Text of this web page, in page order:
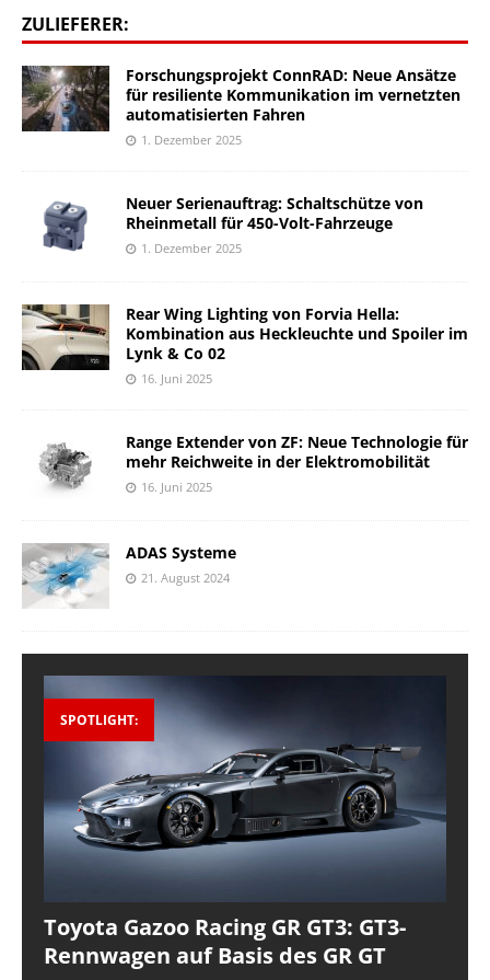
ZULIEFERER:
Forschungsprojekt ConnRAD: Neue Ansätze
für resiliente Kommunikation im vernetzten
automatisierten Fahren
1. Dezember 2025
Neuer Serienauftrag: Schaltschütze von
Rheinmetall für 450-Volt-Fahrzeuge
1. Dezember 2025
Rear Wing Lighting von Forvia Hella:
Kombination aus Heckleuchte und Spoiler im
Lynk & Co 02
16. Juni 2025
Range Extender von ZF: Neue Technologie für
mehr Reichweite in der Elektromobilität
16. Juni 2025
ADAS Systeme
21. August 2024
SPOTLIGHT:
Toyota Gazoo Racing GR GT3: GT3-
Rennwagen auf Basis des GR GT